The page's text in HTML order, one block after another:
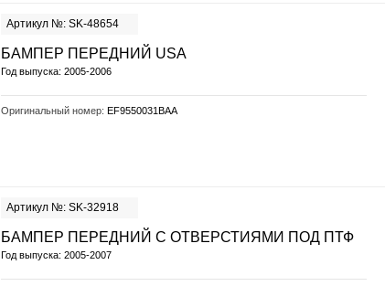
Артикул №: SK-48654
БАМПЕР ПЕРЕДНИЙ USA
Год выпуска: 2005-2006
Оригинальный номер: EF9550031BAA
Артикул №: SK-32918
БАМПЕР ПЕРЕДНИЙ С ОТВЕРСТИЯМИ ПОД ПТФ
Год выпуска: 2005-2007